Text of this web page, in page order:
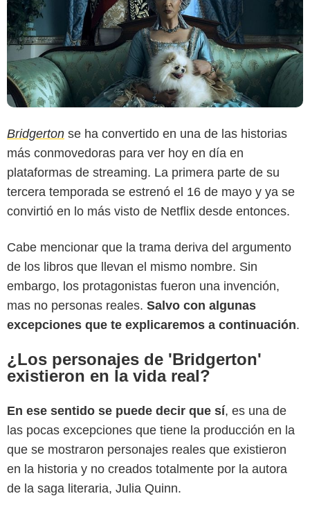
Bridgerton se ha convertido en una de las historias
más conmovedoras para ver hoy en día en
plataformas de streaming. La primera parte de su
tercera temporada se estrenó el 16 de mayo y ya se
convirtió en lo más visto de Netflix desde entonces.
Cabe mencionar que la trama deriva del argumento
de los libros que llevan el mismo nombre. Sin
embargo, los protagonistas fueron una invención,
mas no personas reales. Salvo con algunas
excepciones que te explicaremos a continuación.
¿Los personajes de 'Bridgerton'
existieron en la vida real?
En ese sentido se puede decir que sí, es una de
las pocas excepciones que tiene la producción en la
que se mostraron personajes reales que existieron
en la historia y no creados totalmente por la autora
de la saga literaria, Julia Quinn.
Netflix